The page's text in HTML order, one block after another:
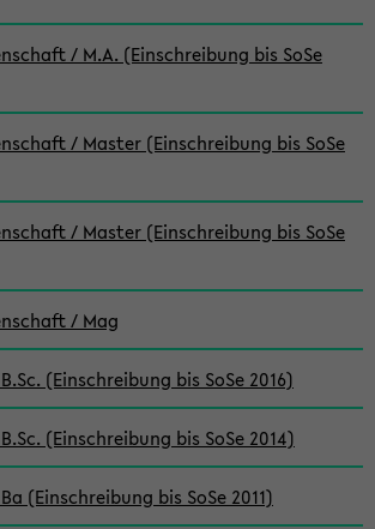
/ M.A. (Einschreibung bis SoSe
/ Master (Einschreibung bis SoSe
/ Master (Einschreibung bis SoSe
/ Mag
(Einschreibung bis SoSe 2016)
(Einschreibung bis SoSe 2014)
(Einschreibung bis SoSe 2011)